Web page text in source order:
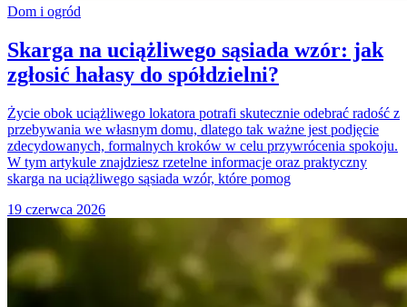
Dom i ogród
Skarga na uciążliwego sąsiada wzór: jak
zgłosić hałasy do spółdzielni?
Życie obok uciążliwego lokatora potrafi skutecznie odebrać radość z
przebywania we własnym domu, dlatego tak ważne jest podjęcie
zdecydowanych, formalnych kroków w celu przywrócenia spokoju.
W tym artykule znajdziesz rzetelne informacje oraz praktyczny
skarga na uciążliwego sąsiada wzór, które pomog
19 czerwca 2026